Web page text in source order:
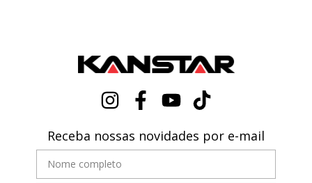
Receba nossas novidades por e-mail